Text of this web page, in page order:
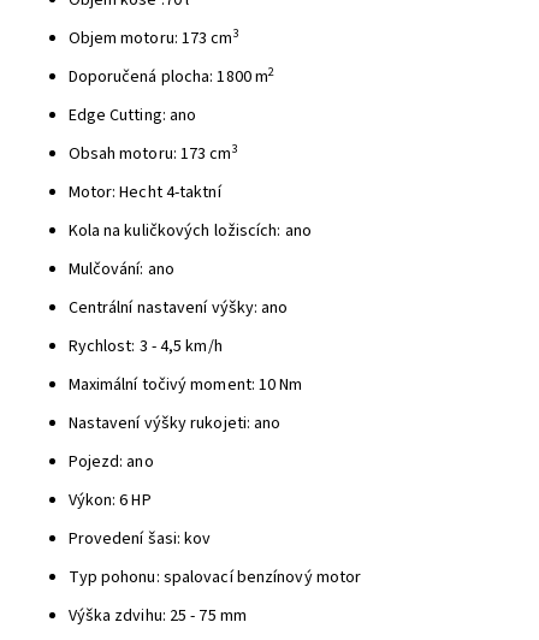
Objem motoru: 173 cm3
Doporučená plocha: 1800 m2
Edge Cutting: ano
Obsah motoru: 173 cm3
Motor: Hecht 4-taktní
Kola na kuličkových ložiscích: ano
Mulčování: ano
Centrální nastavení výšky: ano
Rychlost: 3 - 4,5 km/h
Maximální točivý moment: 10 Nm
Nastavení výšky rukojeti: ano
Pojezd: ano
Výkon: 6 HP
Provedení šasi: kov
Typ pohonu: spalovací benzínový motor
Výška zdvihu: 25 - 75 mm